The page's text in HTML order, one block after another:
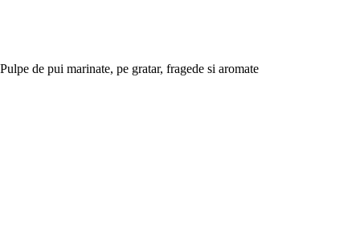
Pulpe de pui marinate, pe gratar, fragede si aromate